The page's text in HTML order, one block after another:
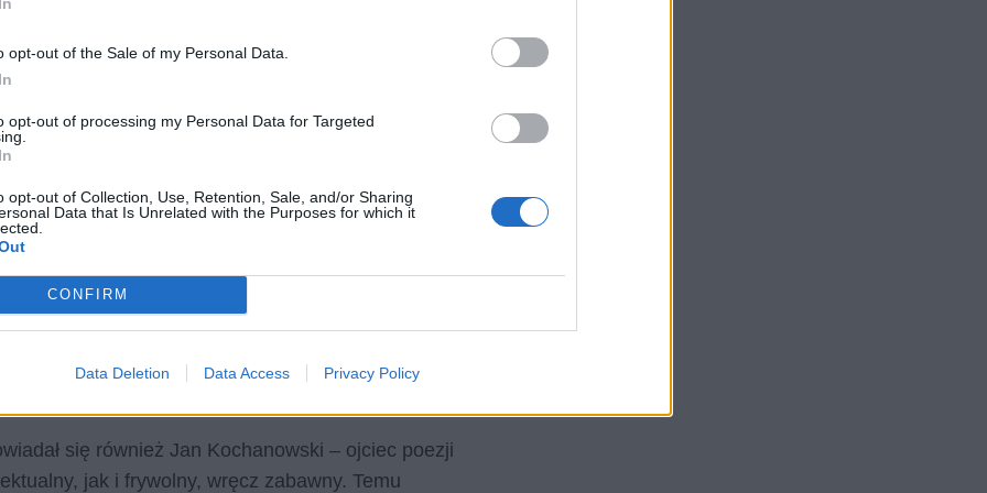
opt-out of the Sale of my Personal Data.
opt-out of processing my Personal Data for Targeted
opt-out of Collection, Use, Retention, Sale, and/or Sharing
Data that Is Unrelated with the Purposes for which it
CONFIRM
Data Deletion Data Access Privacy Policy
co zgromadzimy na ziemi i tak prędzej czy
dobrych, jak i złych. Przeminą zarówno
w uczciwy i pobożny,skromny sposób.
ludzkim Jana
się również Jan Kochanowski – ojciec poezji
jak i frywolny, wręcz zabawny. Temu